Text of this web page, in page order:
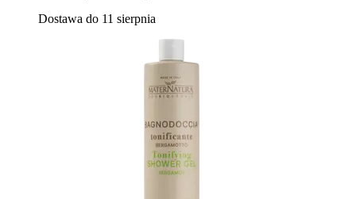
Dostawa do 11 sierpnia